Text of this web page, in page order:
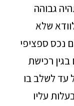
גבוהה
שלא
נכס ספציפי
רכישת
עד לשלב בו
עליו